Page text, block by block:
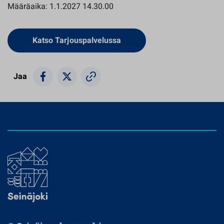
Määräaika: 1.1.2027 14.30.00
Katso Tarjouspalvelussa Avautuu uuteen välilehteen
Jaa